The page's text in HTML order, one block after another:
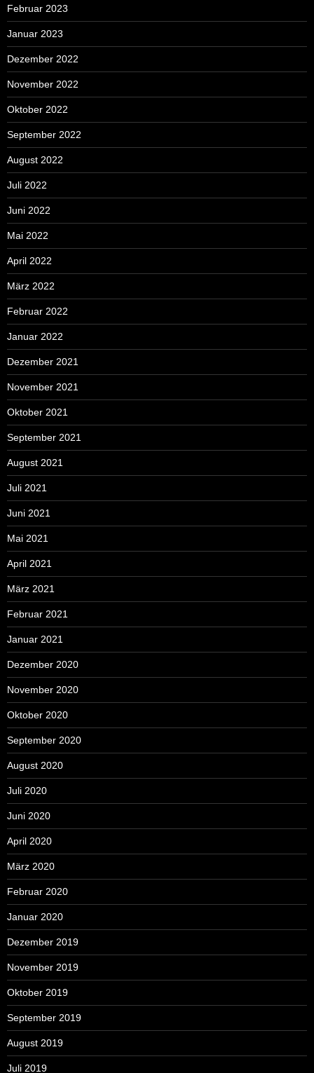
Februar 2023
Januar 2023
Dezember 2022
November 2022
Oktober 2022
September 2022
August 2022
Juli 2022
Juni 2022
Mai 2022
April 2022
März 2022
Februar 2022
Januar 2022
Dezember 2021
November 2021
Oktober 2021
September 2021
August 2021
Juli 2021
Juni 2021
Mai 2021
April 2021
März 2021
Februar 2021
Januar 2021
Dezember 2020
November 2020
Oktober 2020
September 2020
August 2020
Juli 2020
Juni 2020
April 2020
März 2020
Februar 2020
Januar 2020
Dezember 2019
November 2019
Oktober 2019
September 2019
August 2019
Juli 2019